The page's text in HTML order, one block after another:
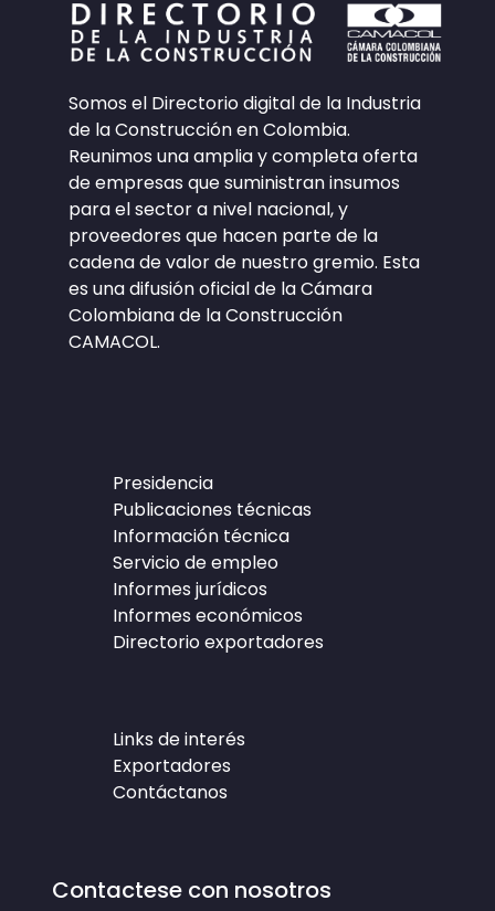
Somos el Directorio digital de la Industria
de la Construcción en Colombia.
Reunimos una amplia y completa oferta
de empresas que suministran insumos
para el sector a nivel nacional, y
proveedores que hacen parte de la
cadena de valor de nuestro gremio. Esta
es una difusión oficial de la Cámara
Colombiana de la Construcción
CAMACOL.
Presidencia
Publicaciones técnicas
Información técnica
Servicio de empleo
Informes jurídicos
Informes económicos
Directorio exportadores
Links de interés
Exportadores
Contáctanos
Contactese con nosotros